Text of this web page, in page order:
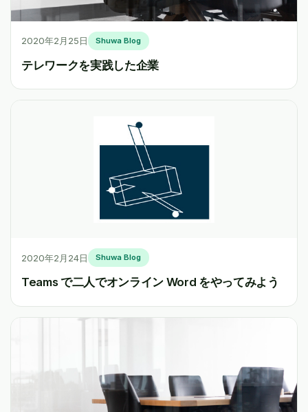
2020年2月25日 Shuwa Blog
テレワークを実践した企業
2020年2月24日 Shuwa Blog
Teams で二人でオンライン Word をやってみよう